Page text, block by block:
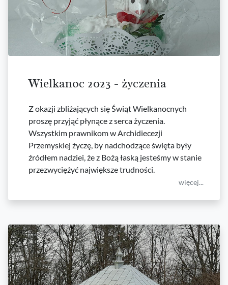
Wielkanoc 2023 - życzenia
Z okazji zbliżających się Świąt Wielkanocnych
proszę przyjąć płynące z serca życzenia.
Wszystkim prawnikom w Archidiecezji
Przemyskiej życzę, by nadchodzące święta były
źródłem nadziei, że z Bożą łaską jesteśmy w stanie
przezwyciężyć największe trudności.
więcej...